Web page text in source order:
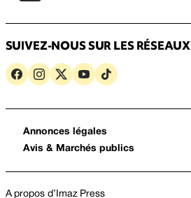
SUIVEZ-NOUS SUR LES RÉSEAUX
Annonces légales
Avis & Marchés publics
A propos d’Imaz Press